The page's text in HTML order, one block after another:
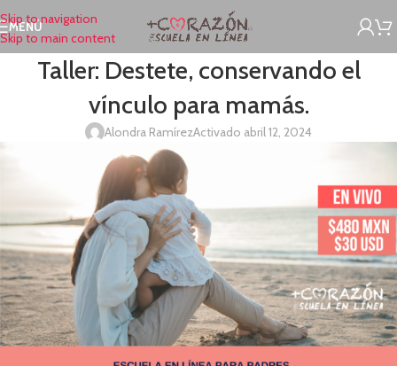
Skip to navigation
Skip to main content
MENÚ
Taller: Destete, conservando el
vínculo para mamás.
Alondra RamírezActivado abril 12, 2024